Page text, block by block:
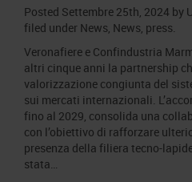
Posted Settembre 25th, 2024 by
filed under News, News, press.
Veronafiere e Confindustria
altri cinque anni la partnership
valorizzazione congiunta del
sui mercati internazionali.
fino al 2029, consolida una
con l’obiettivo di rafforzare
presenza della filiera tecno-
stata…